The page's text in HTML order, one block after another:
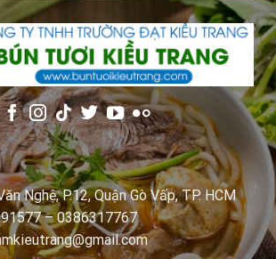
Nghệ, P.12, Quận Gò Vấp, TP. HCM
–0386317767